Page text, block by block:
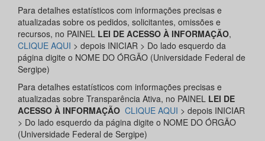
Para detalhes estatísticos com informações precisas e
atualizadas sobre os pedidos, solicitantes, omissões e
recursos, no PAINEL LEI DE ACESSO À INFORMAÇÃO,
CLIQUE AQUI > depois INICIAR > Do lado esquerdo da
página digite o NOME DO ÓRGÃO (Universidade Federal de
Sergipe)
Para detalhes estatísticos com informações precisas e
atualizadas sobre Transparência Ativa, no PAINEL LEI DE
ACESSO À INFORMAÇÃO CLIQUE AQUI > depois INICIAR
> Do lado esquerdo da página digite o NOME DO ÓRGÃO
(Universidade Federal de Sergipe)